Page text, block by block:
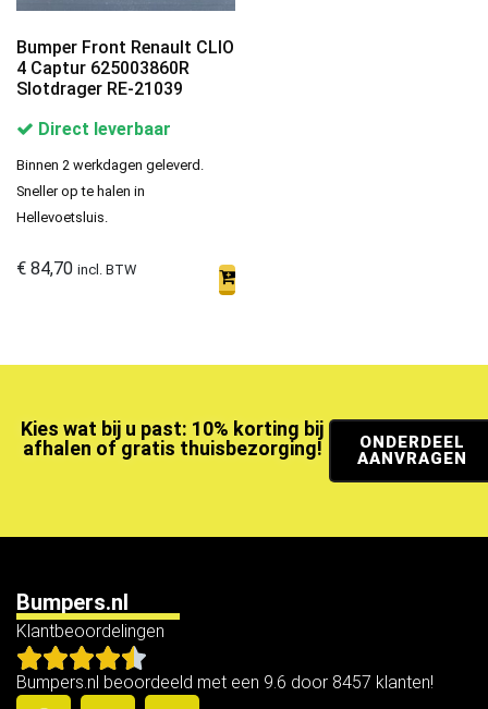
Bumper Front Renault CLIO
4 Captur 625003860R
Slotdrager RE-21039
Direct leverbaar
Binnen 2 werkdagen geleverd.
Sneller op te halen in
Hellevoetsluis.
€ 84,70 incl. BTW
Kies wat bij u past: 10% korting bij
afhalen of gratis thuisbezorging!
ONDERDEEL
AANVRAGEN
Bumpers.nl
Klantbeoordelingen
Bumpers.nl beoordeeld met een 9.6 door 8457 klanten!